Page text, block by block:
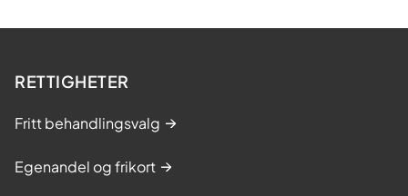
RETTIGHETER
Fritt behandlingsvalg
Egenandel og frikort